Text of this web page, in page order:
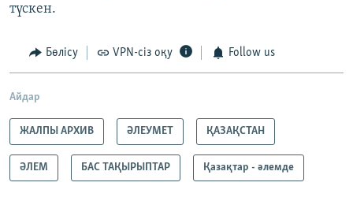
түскен.
Бөлісу VPN-сіз оқу Follow us
Айдар
ЖАЛПЫ АРХИВ ӘЛЕУМЕТ ҚАЗАҚСТАН
ӘЛЕМ БАС ТАҚЫРЫПТАР Қазақтар - әлемде